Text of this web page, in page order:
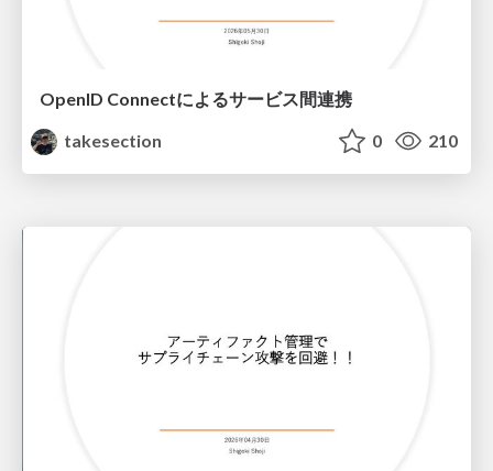
OpenID Connectによるサービス間連携
takesection
0 210